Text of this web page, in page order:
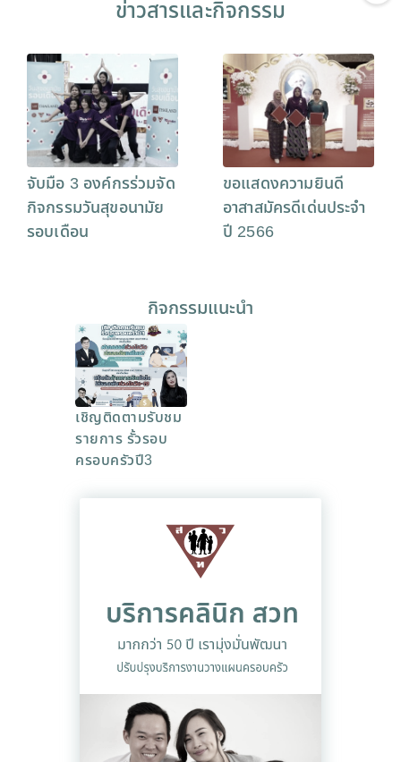
ข่าวสารและกิจกรรม
จับมือ 3 องค์กรร่วมจัด
กิจกรรมวันสุขอนามัย
รอบเดือน
ขอแสดงความยินดี
อาสาสมัครดีเด่นประจำ
ปี 2566
กิจกรรมแนะนำ
เชิญติดตามรับชม
รายการ รั้วรอบ
ครอบครัวปี3